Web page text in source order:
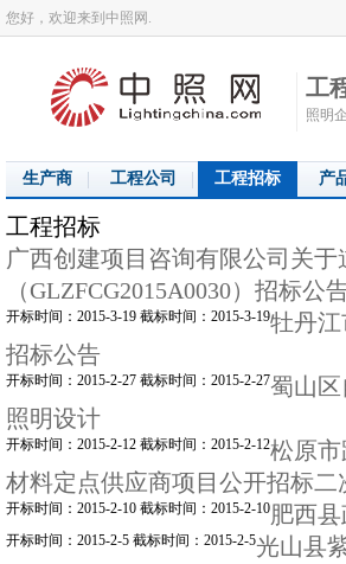
您好，欢迎来到中照网.
工
照明
生产商 工程公司 工程招标 产
工程招标
广西创建项目咨询有限公司关
（GLZFCG2015A0030）招标公
开标时间：2015-3-19 截标时间：2015-3-19牡丹
招标公告
开标时间：2015-2-27 截标时间：2015-2-27蜀山
照明设计
开标时间：2015-2-12 截标时间：2015-2-12松原
材料定点供应商项目公开招标二
开标时间：2015-2-10 截标时间：2015-2-10肥西
开标时间：2015-2-5 截标时间：2015-2-5光山县